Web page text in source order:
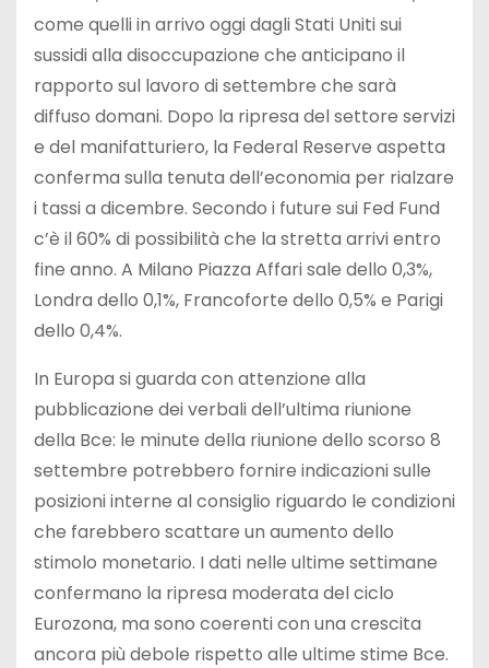
come quelli in arrivo oggi dagli Stati Uniti sui
sussidi alla disoccupazione che anticipano il
rapporto sul lavoro di settembre che sarà
diffuso domani. Dopo la ripresa del settore servizi
e del manifatturiero, la Federal Reserve aspetta
conferma sulla tenuta dell’economia per rialzare
i tassi a dicembre. Secondo i future sui Fed Fund
c’è il 60% di possibilità che la stretta arrivi entro
fine anno. A Milano Piazza Affari sale dello 0,3%,
Londra dello 0,1%, Francoforte dello 0,5% e Parigi
dello 0,4%.
In Europa si guarda con attenzione alla
pubblicazione dei verbali dell’ultima riunione
della Bce: le minute della riunione dello scorso 8
settembre potrebbero fornire indicazioni sulle
posizioni interne al consiglio riguardo le condizioni
che farebbero scattare un aumento dello
stimolo monetario. I dati nelle ultime settimane
confermano la ripresa moderata del ciclo
Eurozona, ma sono coerenti con una crescita
ancora più debole rispetto alle ultime stime Bce.